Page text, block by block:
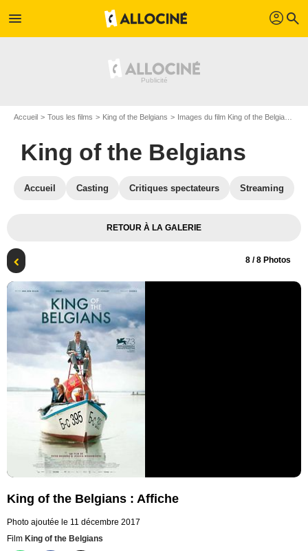
menu profil search
Accueil Tous les films King of the Belgians Images du film King of the Belgians
King of the Belgians
Accueil Casting Critiques spectateurs Streaming
RETOUR À LA GALERIE
8 / 8 Photos
King of the Belgians : Affiche
Photo ajoutée le 11 décembre 2017
Film King of the Belgians